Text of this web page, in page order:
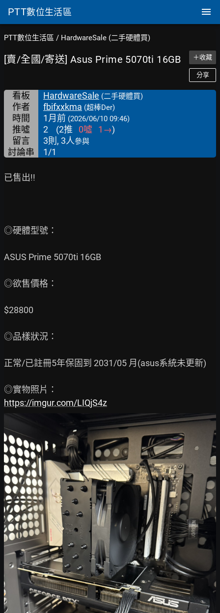
PTT數位生活區
PTT數位生活區 / HardwareSale (二手硬體買)
[賣/全國/寄送] Asus Prime 5070ti 16GB ＋收藏
分享
看板 HardwareSale (二手硬體買)
作者 fbifxxkma (超棒Der)
時間 1月前 (2026/06/10 09:46)
推噓 2 (2推 0噓 1 →)
留言
3則, 3人參與
討論串 1/1
已售出!!
◎硬體型號：
ASUS Prime 5070ti 16GB
◎欲售價格：
$28800
◎品樣狀況：
正常/已註冊5年保固到 2031/05 月(asus系統未更新)
https://imgur.com/LIQjS4z